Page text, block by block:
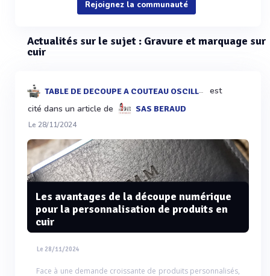
Rejoignez la communauté
Actualités sur le sujet : Gravure et marquage sur
cuir
TABLE DE DECOUPE A COUTEAU OSCILLANT
est
cité dans un article de
SAS BERAUD
Le 28/11/2024
Les avantages de la découpe numérique
pour la personnalisation de produits en
cuir
Le 28/11/2024
Face à une demande croissante de produits personnalisés,